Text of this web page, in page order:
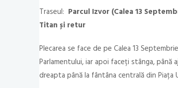
Traseul: Parcul Izvor (Calea 13
Titan și retur
Plecarea se face de pe Calea 13
Parlamentului, iar apoi faceți stânga,
dreapta până la fântâna centrală din